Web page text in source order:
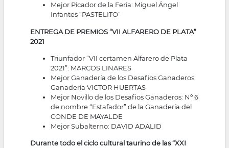
Mejor Picador de la Feria: Miguel Ángel
Infantes “PASTELITO”
ENTREGA DE PREMIOS “VII ALFARERO DE PLATA”
2021
Triunfador “VII certamen Alfarero de Plata
2021”: MARCOS LINARES
Mejor Ganadería de los Desafios Ganaderos:
Ganadería VICTOR HUERTAS
Mejor Novillo de los Desafios Ganaderos: Nº 6
de nombre “Estafador” de la Ganadería del
CONDE DE MAYALDE
Mejor Subalterno: DAVID ADALID
Durante todo el ciclo cultural taurino de las “XXI